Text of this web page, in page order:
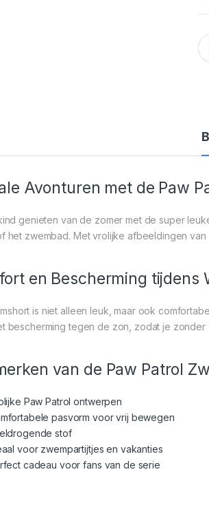
Avonturen met de Paw
genieten van de zomer met de super
het zwembad. Met vrolijke afbeeldingen
en Bescherming tijdens
is niet alleen leuk, maar ook
bescherming tegen de zon, zodat je zonder
van de Paw Patrol
Paw Patrol ontwerpen
pasvorm voor vrij bewegen
stof
voor zwempartijtjes en vakanties
cadeau voor fans van de serie